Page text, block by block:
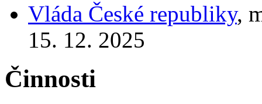
Vláda České republiky,
15. 12. 2025
Činnosti